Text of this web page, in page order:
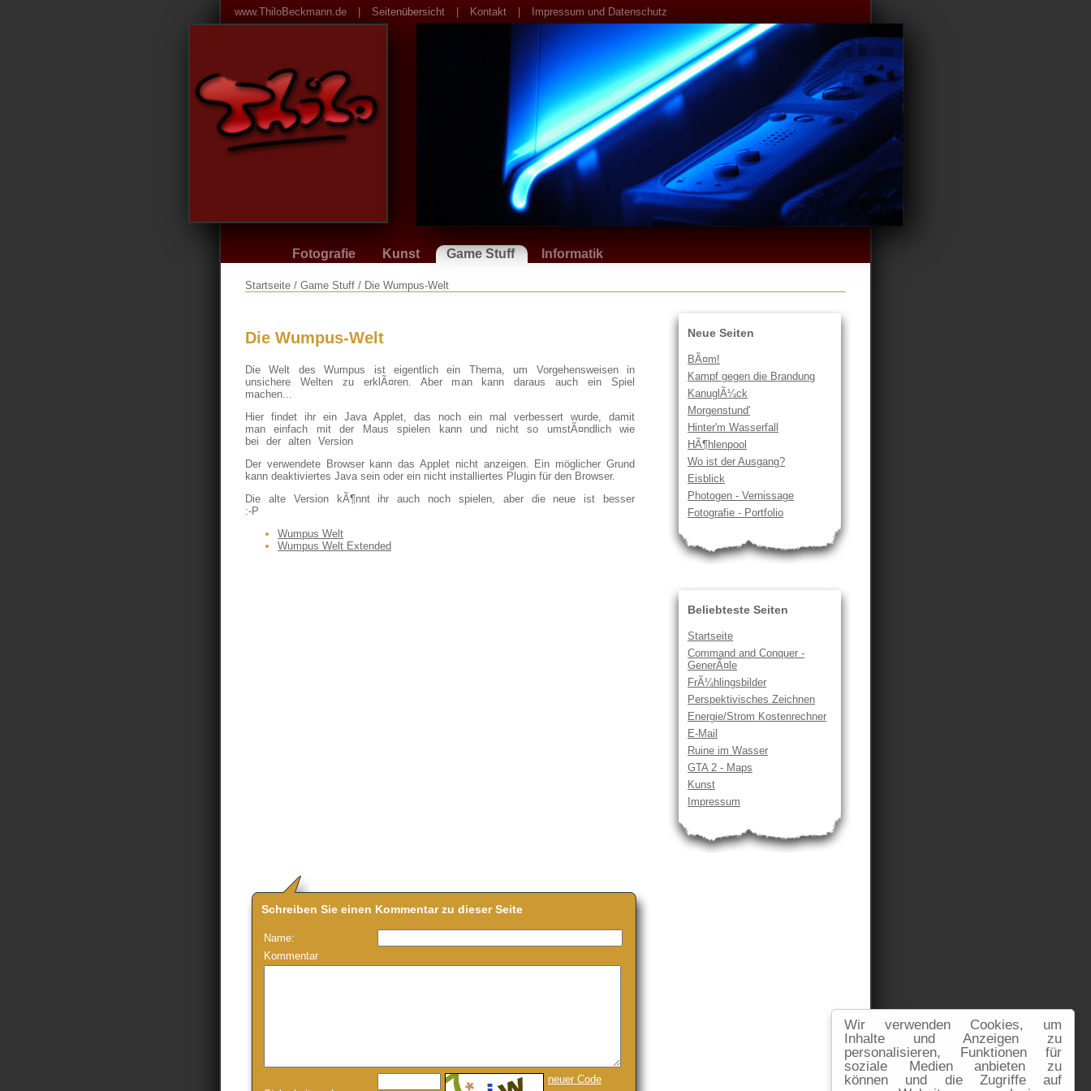
Wir verwenden Cookies, um
Inhalte und Anzeigen zu
personalisieren, Funktionen für
soziale Medien anbieten zu
können und die Zugriffe auf
www.ThiloBeckmann.de Seitenübersicht Kontakt Impressum und Datenschutz
Fotografie Kunst Game Stuff Informatik
Startseite / Game Stuff / Die Wumpus-Welt
Neue Seiten
BÃ¤m!
Kampf gegen die Brandung
KanuglÃ¼ck
Morgenstund'
Hinter'm Wasserfall
HÃ¶hlenpool
Wo ist der Ausgang?
Eisblick
Photogen - Vernissage
Fotografie - Portfolio
Beliebteste Seiten
Startseite
Command and Conquer -
GenerÃ¤le
FrÃ¼hlingsbilder
Perspektivisches Zeichnen
Energie/Strom Kostenrechner
E-Mail
Ruine im Wasser
GTA 2 - Maps
Kunst
Impressum
Die Wumpus-Welt
Die Welt des Wumpus ist eigentlich ein Thema, um Vorgehensweisen in
unsichere Welten zu erklÃ¤ren. Aber man kann daraus auch ein Spiel
machen...
Hier findet ihr ein Java Applet, das noch ein mal verbessert wurde, damit
man einfach mit der Maus spielen kann und nicht so umstÃ¤ndlich wie
bei der alten Version
Der verwendete Browser kann das Applet nicht anzeigen. Ein möglicher Grund
kann deaktiviertes Java sein oder ein nicht installiertes Plugin für den Browser.
Die alte Version kÃ¶nnt ihr auch noch spielen, aber die neue ist besser
:-P
Wumpus Welt
Wumpus Welt Extended
Schreiben Sie einen Kommentar zu dieser Seite
Name:
Kommentar
neuer Code